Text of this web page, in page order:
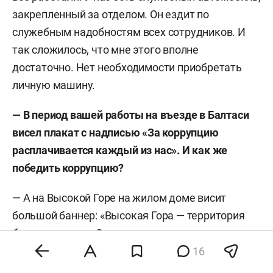
закрепленный за отделом. Он ездит по
служебным надобностям всех сотрудников. И
так сложилось, что мне этого вполне
достаточно. Нет необходимости приобретать
личную машину.
— В период вашей работы на въезде в Балтаси
висел плакат с надписью «За коррупцию
расплачивается каждый из нас». И как же
победить коррупцию?
— А на Высокой Горе на жилом доме висит
большой баннер: «Высокая Гора — территория
без коррупции». Это, наверное, модно стало в
каждом районе что-то такое придумывать, что
16